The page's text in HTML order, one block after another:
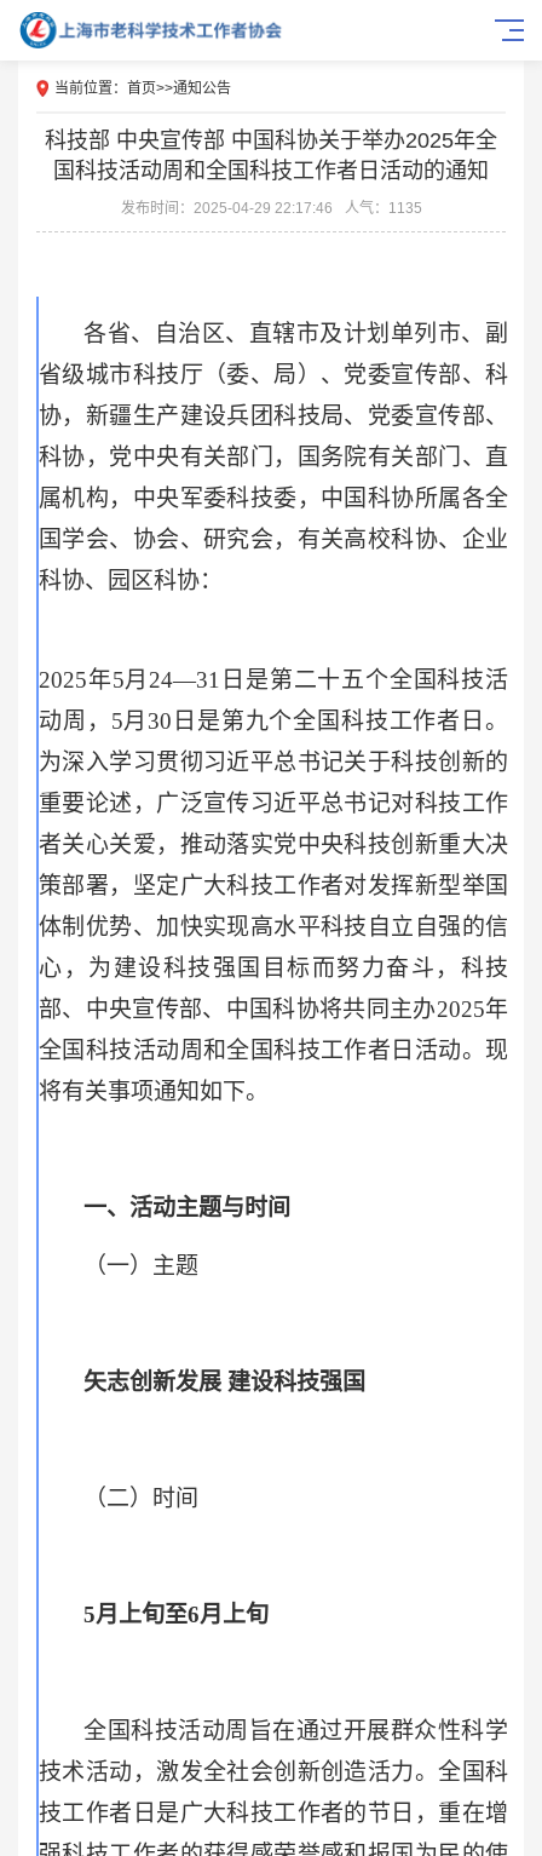
当前位置： 首页>>通知公告
科技部 中央宣传部 中国科协关于举办2025年全
国科技活动周和全国科技工作者日活动的通知
发布时间：2025-04-29 22:17:46 人气：1135
各省、自治区、直辖市及计划单列市、副
省级城市科技厅（委、局）、党委宣传部、科
协，新疆生产建设兵团科技局、党委宣传部、
科协，党中央有关部门，国务院有关部门、直
属机构，中央军委科技委，中国科协所属各全
国学会、协会、研究会，有关高校科协、企业
科协、园区科协：
2025年5月24—31日是第二十五个全国科技活
动周，5月30日是第九个全国科技工作者日。
为深入学习贯彻习近平总书记关于科技创新的
重要论述，广泛宣传习近平总书记对科技工作
者关心关爱，推动落实党中央科技创新重大决
策部署，坚定广大科技工作者对发挥新型举国
体制优势、加快实现高水平科技自立自强的信
心，为建设科技强国目标而努力奋斗，科技
部、中央宣传部、中国科协将共同主办2025年
全国科技活动周和全国科技工作者日活动。现
将有关事项通知如下。
一、活动主题与时间
（一）主题
矢志创新发展 建设科技强国
（二）时间
5月上旬至6月上旬
全国科技活动周旨在通过开展群众性科学
技术活动，激发全社会创新创造活力。全国科
技工作者日是广大科技工作者的节日，重在增